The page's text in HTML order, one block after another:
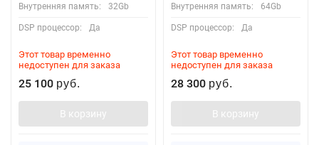
Внутренняя память: 32Gb
DSP процессор: Да
Этот товар временно
недоступен для заказа
25 100 руб.
В корзину
Внутренняя память: 64Gb
DSP процессор: Да
Этот товар временно
недоступен для заказа
28 300 руб.
В корзину